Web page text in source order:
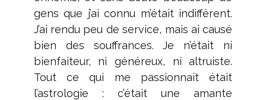
gens que j’ai connu m’était indifférent.
J’ai rendu peu de service, mais ai causé
bien des souffrances. Je n’était ni
bienfaiteur, ni généreux, ni altruiste.
Tout ce qui me passionnait était
l’astrologie : c’était une amante